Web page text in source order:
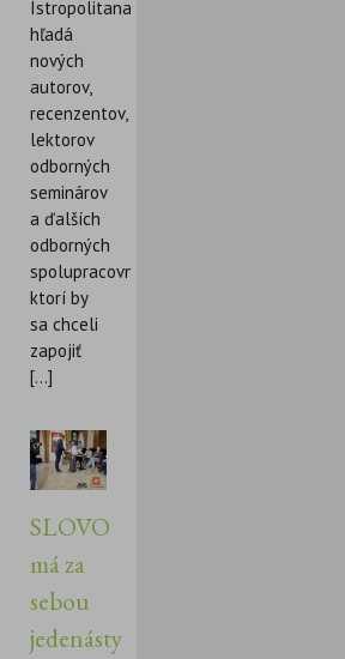
Istropolitana
hľadá
nových
autorov,
recenzentov,
lektorov
odborných
seminárov
a ďalších
odborných
spolupracovníkov,
ktorí by
sa chceli
zapojiť
[...]
SLOVO
má za
sebou
jedenásty